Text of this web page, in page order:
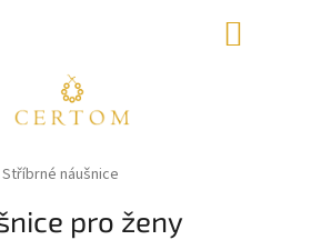
Stříbrné náušnice
pro ženy